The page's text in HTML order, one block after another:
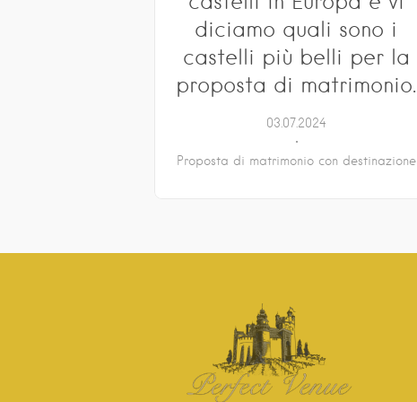
diciamo quali sono i
castelli più belli per la
proposta di matrimonio.
03.07.2024
Proposta di matrimonio con destinazione